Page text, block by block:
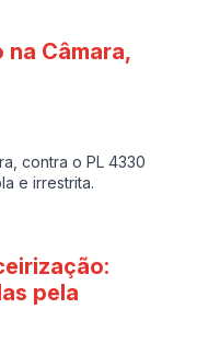
na Câmara,
contra o PL 4330
e irrestrita.
pela